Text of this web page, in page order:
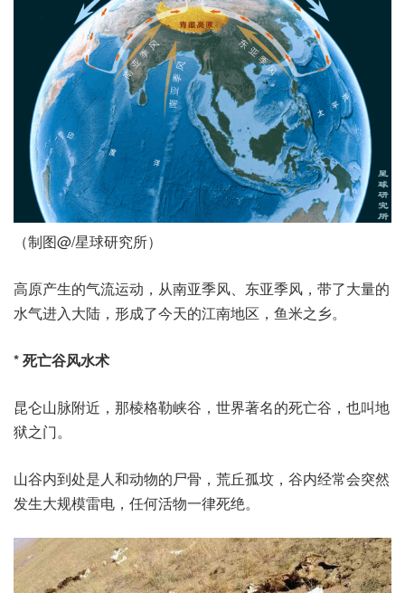
（制图@/星球研究所）
高原产生的气流运动，从南亚季风、东亚季风，带了大量的
水气进入大陆，形成了今天的江南地区，鱼米之乡。
* 死亡谷风水术
昆仑山脉附近，那棱格勒峡谷，世界著名的死亡谷，也叫地
狱之门。
山谷内到处是人和动物的尸骨，荒丘孤坟，谷内经常会突然
发生大规模雷电，任何活物一律死绝。